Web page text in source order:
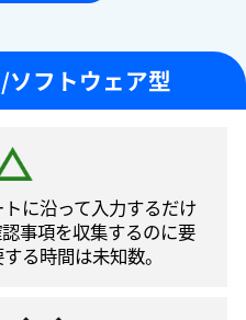
フトウェア型
に沿って⼊⼒するだけ
事項を収集するのに要
る時間は未知数。